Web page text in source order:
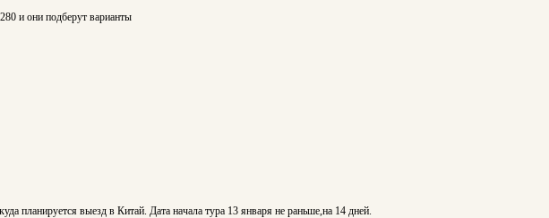
и они подберут варианты
планируется выезд в Китай. Дата начала тура 13 января не раньше,на 14 дней.